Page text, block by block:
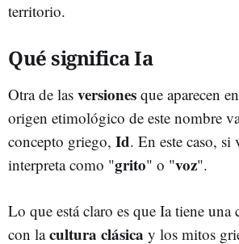
territorio.
Qué significa Ia
Otra de las versiones que aparecen
origen etimológico de este nombre
concepto griego, Id. En este caso,
interpreta como "grito" o "voz".
Lo que está claro es que Ia tiene una
con lacultura clásica y los mitos